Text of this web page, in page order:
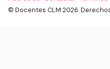
© Docentes CLM 2026.